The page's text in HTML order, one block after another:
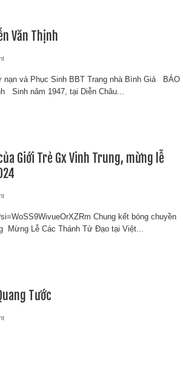
Văn Thịnh
và Phục Sinh BBT Trang nhà Bình Giả BÁO
Sinh năm 1947, tại Diễn Châu...
Giới Trẻ Gx Vinh Trung, mừng lễ
Chung kết bóng chuyền
Lễ Các Thánh Tử Đạo tại Việt...
Tước